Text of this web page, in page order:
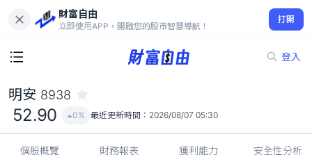
財富自由
立即使用APP，開啟您的股市智慧導航！
打開
登入
52.90
0%
明安 8938
52.90 0% 最近更新時間： 2026/08/07 05:30
個股概覽 財務報表 獲利能力 安全性分析